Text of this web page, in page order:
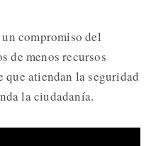
compromiso del
de menos recursos
atiendan la seguridad
la ciudadanía.